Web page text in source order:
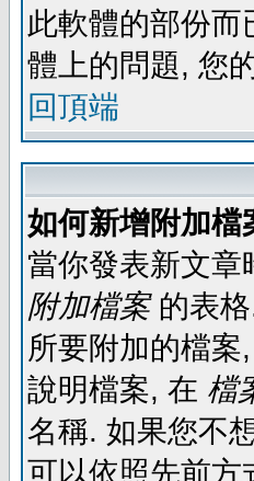
此軟體的部份
體上的問題, 您
回頂端
如何新增附加檔
當你發表新文
附加檔案的表格
所要附加的檔
說明檔案, 在 檔
名稱. 如果您不
可以依照先前方